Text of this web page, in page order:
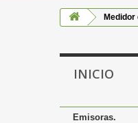
INICIO
Emisoras.